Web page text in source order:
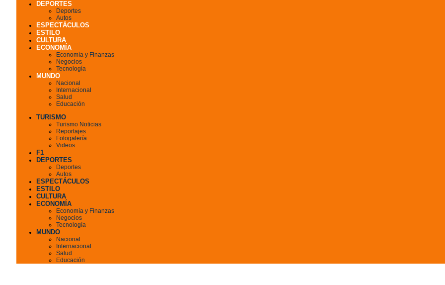
DEPORTES
Deportes
Autos
ESPECTÁCULOS
ESTILO
CULTURA
ECONOMÍA
Economía y Finanzas
Negocios
Tecnología
MUNDO
Nacional
Internacional
Salud
Educación
TURISMO
Turismo Noticias
Reportajes
Fotogalería
Videos
F1
DEPORTES
Deportes
Autos
ESPECTÁCULOS
ESTILO
CULTURA
ECONOMÍA
Economía y Finanzas
Negocios
Tecnología
MUNDO
Nacional
Internacional
Salud
Educación